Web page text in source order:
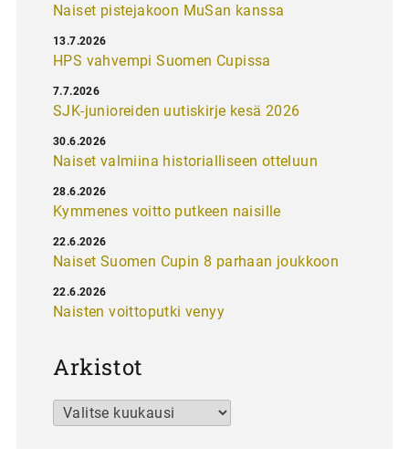
Naiset pistejakoon MuSan kanssa
HPS vahvempi Suomen Cupissa
13.7.2026
SJK-junioreiden uutiskirje kesä 2026
7.7.2026
Naiset valmiina historialliseen otteluun
30.6.2026
Kymmenes voitto putkeen naisille
28.6.2026
Naiset Suomen Cupin 8 parhaan joukkoon
22.6.2026
Naisten voittoputki venyy
22.6.2026
Arkistot
Arkistot